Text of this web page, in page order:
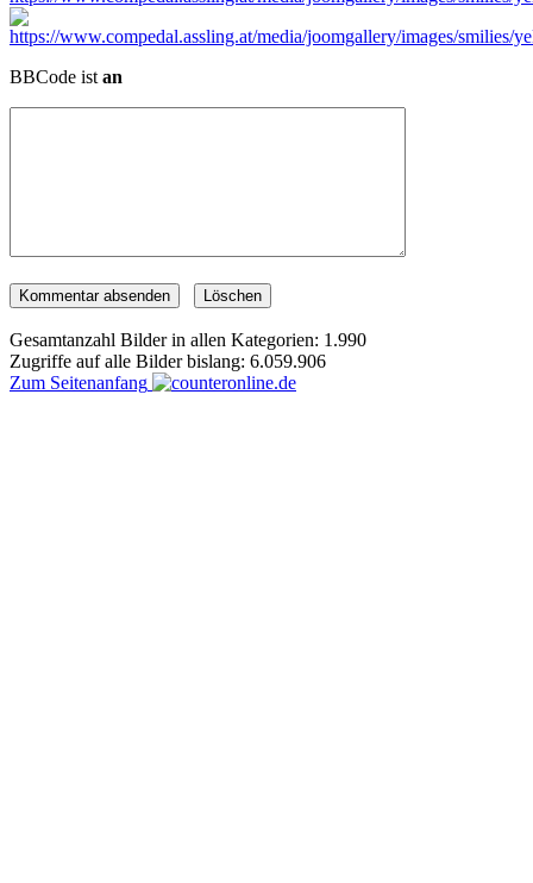
BBCode ist an
Gesamtanzahl Bilder in allen Kategorien: 1.990
Zugriffe auf alle Bilder bislang: 6.059.906
Zum Seitenanfang